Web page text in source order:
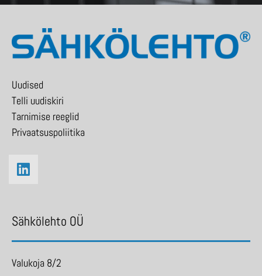
Uudised
Telli uudiskiri
Tarnimise reeglid
Privaatsuspoliitika
Sähkölehto OÜ
Valukoja 8/2